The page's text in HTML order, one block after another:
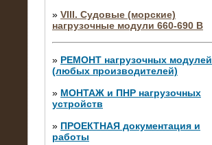
» VIII. Судовые (морские)
нагрузочные модули 660-690 В
» РЕМОНТ нагрузочных модулей
(любых производителей)
» МОНТАЖ и ПНР нагрузочных
устройств
» ПРОЕКТНАЯ документация и
работы